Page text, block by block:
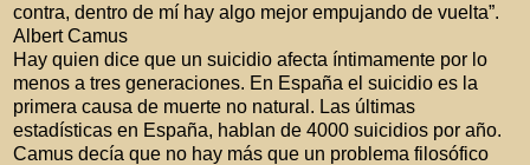
contra, dentro de mí hay algo mejor empujando de vuelta”.
Albert Camus
Hay quien dice que un suicidio afecta íntimamente por lo
menos a tres generaciones. En España el suicidio es la
primera causa de muerte no natural. Las últimas
estadísticas en España, hablan de 4000 suicidios por año.
Camus decía que no hay más que un problema filosófico